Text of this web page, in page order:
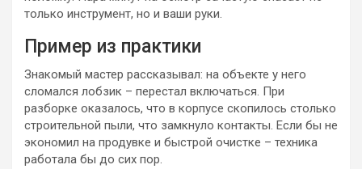
только инструмент, но и ваши руки.
Пример из практики
Знакомый мастер рассказывал: на объекте у него
сломался лобзик – перестал включаться. При
разборке оказалось, что в корпусе скопилось столько
строительной пыли, что замкнуло контакты. Если бы не
экономил на продувке и быстрой очистке – техника
работала бы до сих пор.